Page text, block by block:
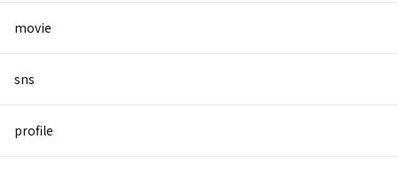
movie
sns
profile